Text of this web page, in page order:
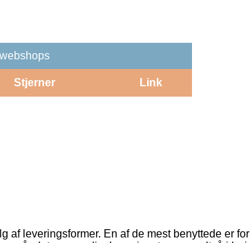
Stjerner Link
af leveringsformer. En af de mest benyttede er for